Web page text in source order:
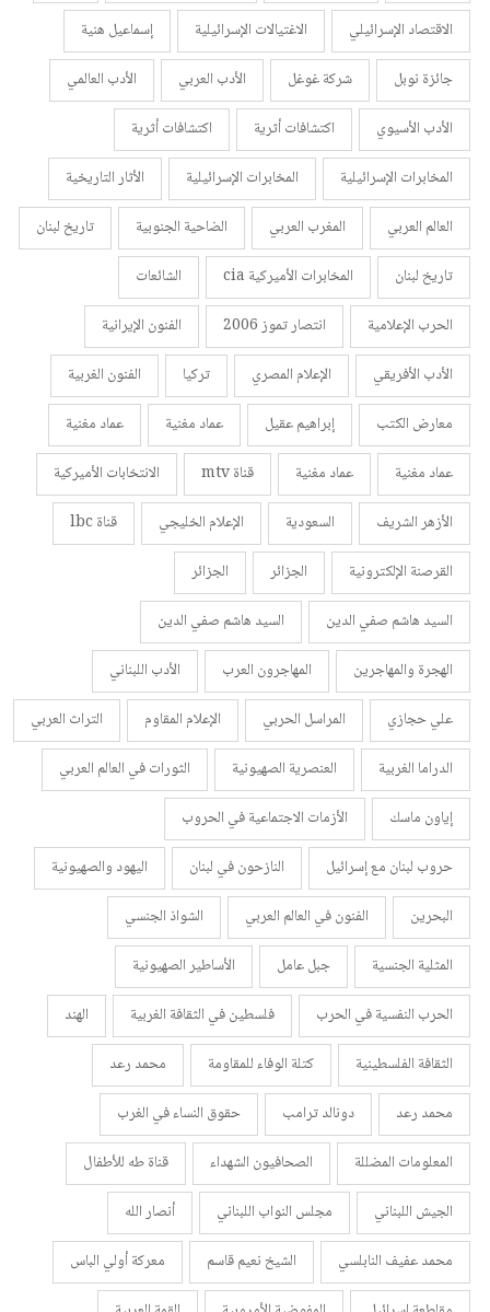
الاقتصاد الإسرائيلي
الاغتيالات الإسرائيلية
إسماعيل هنية
جائزة نوبل
شركة غوغل الأدب العربي
الأدب العالمي
الأدب الأسيوي
اكتشافات أثرية
اكتشافات أثرية
المخابرات الإسرائيلية
المخابرات الإسرائيلية
الأثار التاريخية
العالم العربي
المغرب العربي الضاحية الجنوبية
تاريخ لبنان
تاريخ لبنان
المخابرات الأميركية cia
الشائعات
الحرب الإعلامية
انتصار تموز 2006
الفنون الإيرانية
الأدب الأفريقي
الإعلام المصري تركيا
الفنون الغربية
معارض الكتب
إبراهيم عقيل عماد مغنية
عماد مغنية
عماد مغنية
عماد مغنية قناة mtv
الانتخابات الأميركية
الأزهر الشريف
السعودية الإعلام الخليجي
قناة lbc
القرصنة الإلكترونية
الجزائر
الجزائر
السيد هاشم صفي الدين
السيد هاشم صفي الدين
الهجرة والمهاجرين
المهاجرون العرب
الأدب اللبناني
علي حجازي
المراسل الحربي الإعلام المقاوم
التراث العربي
الدراما الغربية
العنصرية الصهيونية
الثورات في العالم العربي
إياون ماسك
الأزمات الاجتماعية في الحروب
حروب لبنان مع إسرائيل
النازحون في لبنان
اليهود والصهيونية
البحرين
الفنون في العالم العربي
الشواذ الجنسي
المثلية الجنسية
جبل عامل
الأساطير الصهيونية
الحرب النفسية في الحرب
فلسطين في الثقافة الغربية
الهند
الثقافة الفلسطينية
كتلة الوفاء للمقاومة
محمد رعد
محمد رعد
دونالد ترامب
حقوق النساء في الغرب
المعلومات المضللة
الصحافيون الشهداء
قناة طه للأطفال
الجيش اللبناني
مجلس النواب اللبناني
أنصار الله
محمد عفيف النابلسي
الشيخ نعيم قاسم
معركة أولي الباس